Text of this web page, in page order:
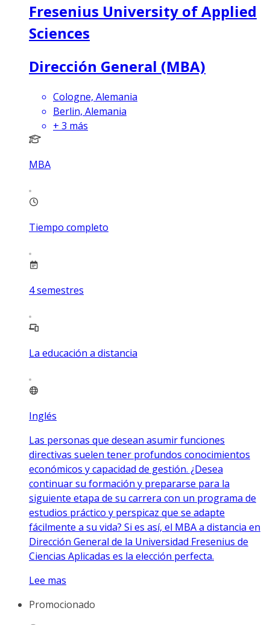
Fresenius University of Applied
Sciences
Dirección General (MBA)
Cologne, Alemania
Berlin, Alemania
+ 3 más
MBA
Tiempo completo
4semestres
La educación a distancia
Inglés
Las personas que desean asumir funciones
directivas suelen tener profundos conocimientos
económicos y capacidad de gestión. ¿Desea
continuar su formación y prepararse para la
siguiente etapa de su carrera con un programa de
estudios práctico y perspicaz que se adapte
fácilmente a su vida? Si es así, el MBA a distancia en
Dirección General de la Universidad Fresenius de
Ciencias Aplicadas es la elección perfecta.
Lee mas
Promocionado